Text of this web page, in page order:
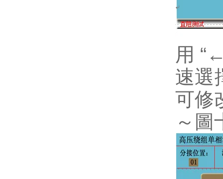
用
速選
可修
～圖